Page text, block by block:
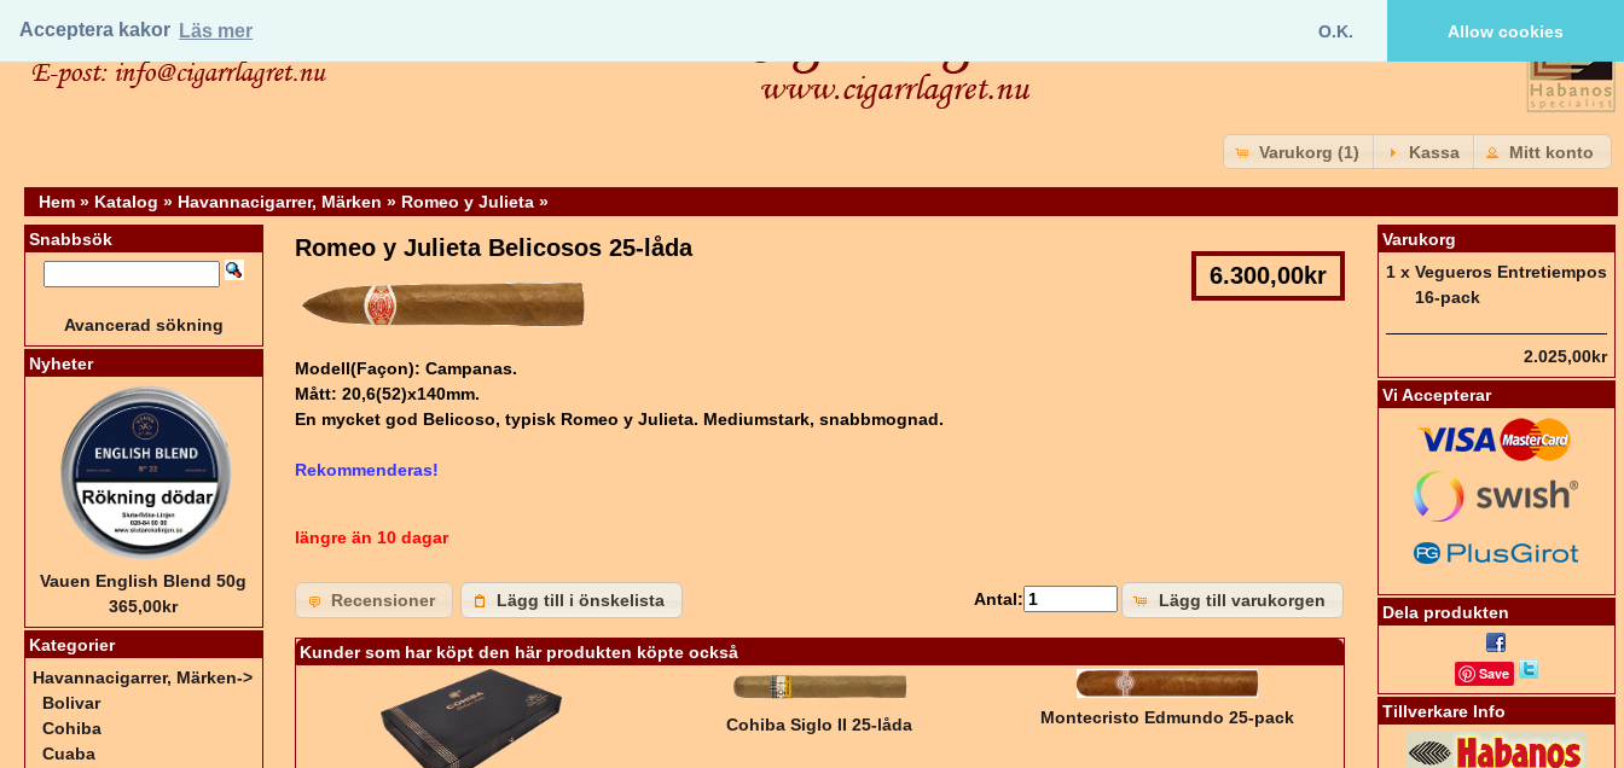
Acceptera kakor Läs mer O.K. Allow cookies
Varukorg (1) Kassa Mitt konto
Hem » Katalog » Havannacigarrer, Märken » Romeo y Julieta »
6.300,00kr
Romeo y Julieta Belicosos 25-låda
Modell(Façon): Campanas.
Mått: 20,6(52)x140mm.
En mycket god Belicoso, typisk Romeo y Julieta. Mediumstark, snabbmognad.
Rekommenderas!
längre än 10 dagar
Lägg till varukorgen
Antal:
Recensioner Lägg till i önskelista
Kunder som har köpt den här produkten köpte också
Cohiba Siglo II 25-låda Montecristo Edmundo 25-pack
Snabbsök
Avancerad sökning
Nyheter
Vauen English Blend 50g
365,00kr
Kategorier
Havannacigarrer, Märken->
Bolivar
Cohiba
Cuaba
Varukorg
1 x Vegueros Entretiempos
16-pack
2.025,00kr
Vi Accepterar
Dela produkten
Save
Tillverkare Info